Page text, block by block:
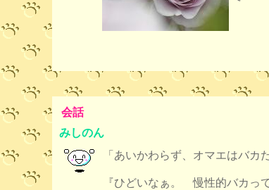
会話
みしのん
「あいかわらず、オマエはバカ
『ひどいなぁ。 慢性的バカっ